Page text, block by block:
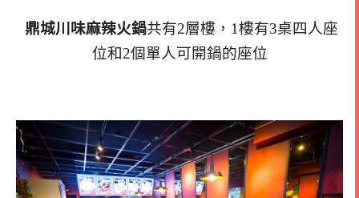
鼎城川味麻辣火鍋共有2層樓，1樓有3桌四人座
位和2個單人可開鍋的座位